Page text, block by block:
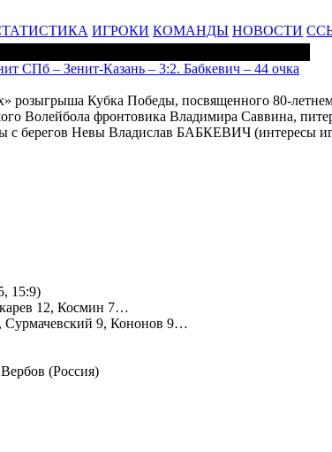
ИГРОКИ КОМАНДЫ НОВОСТИ
СПб – Зенит-Казань – 3:2. Бабкевич – 44 очка
розыгрыша Кубка Победы, посвященного 80-
Волейбола фронтовика Владимира Саввина,
с берегов Невы Владислав БАБКЕВИЧ (интересы
15:9)
12, Космин 7…
Сурмачевский 9, Кононов 9…
(Россия)